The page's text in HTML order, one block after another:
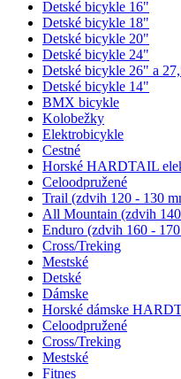
Detské bicykle 16"
Detské bicykle 18"
Detské bicykle 20"
Detské bicykle 24"
Detské bicykle 26" a
Detské bicykle 14"
BMX bicykle
Kolobežky
Elektrobicykle
Cestné
Horské HARDTAIL
Celoodpružené
Trail (zdvih 120 - 130
All Mountain (zdvih
Enduro (zdvih 160 -
Cross/Treking
Mestské
Detské
Dámske
Horské dámske
Celoodpružené
Cross/Treking
Mestské
Fitnes